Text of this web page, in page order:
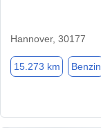
Hannover, 30177
15.273 km Benzin